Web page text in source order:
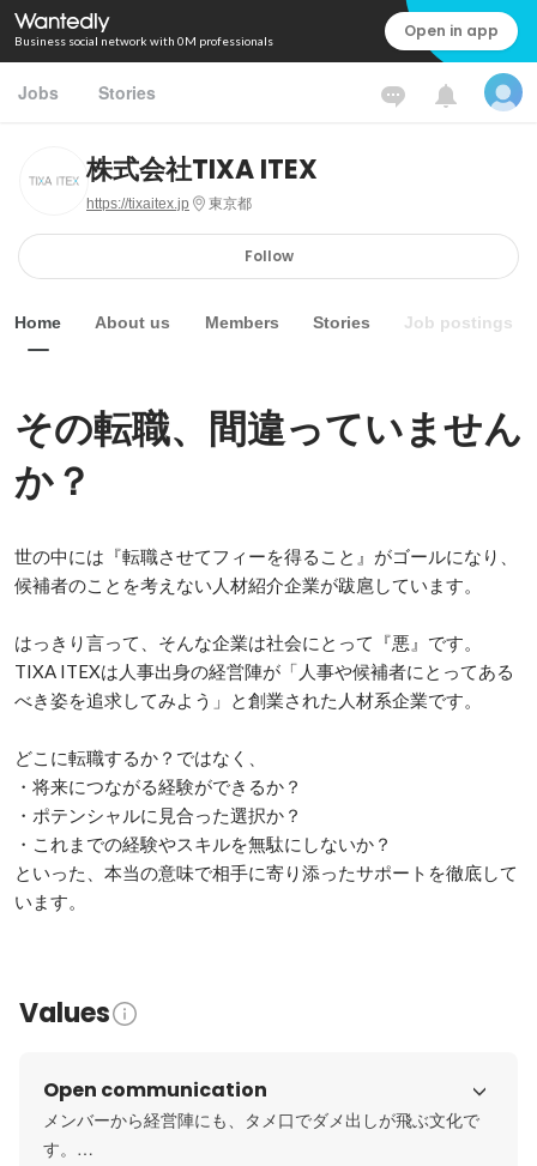
Business social network with 0M professionals Open in app
Jobs Stories
株式会社TIXA ITEX
https://tixaitex.jp 東京都
Follow
Home About us Members Stories Job postings
その転職、間違っていません
か？
世の中には『転職させてフィーを得ること』がゴールになり、
候補者のことを考えない人材紹介企業が跋扈しています。
はっきり言って、そんな企業は社会にとって『悪』です。
TIXA ITEXは人事出身の経営陣が「人事や候補者にとってある
べき姿を追求してみよう」と創業された人材系企業です。
どこに転職するか？ではなく、
・将来につながる経験ができるか？
・ポテンシャルに見合った選択か？
・これまでの経験やスキルを無駄にしないか？
といった、本当の意味で相手に寄り添ったサポートを徹底して
います。
Values
Open communication
メンバーから経営陣にも、タメ口でダメ出しが飛ぶ文化で
す。